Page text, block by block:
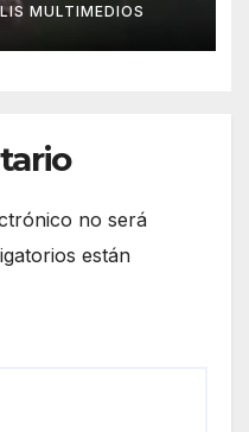
MULTIMEDIOS
no será
están